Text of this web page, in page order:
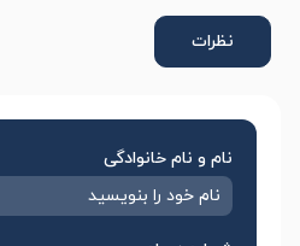
نظرات
نام و نام خانوادگی